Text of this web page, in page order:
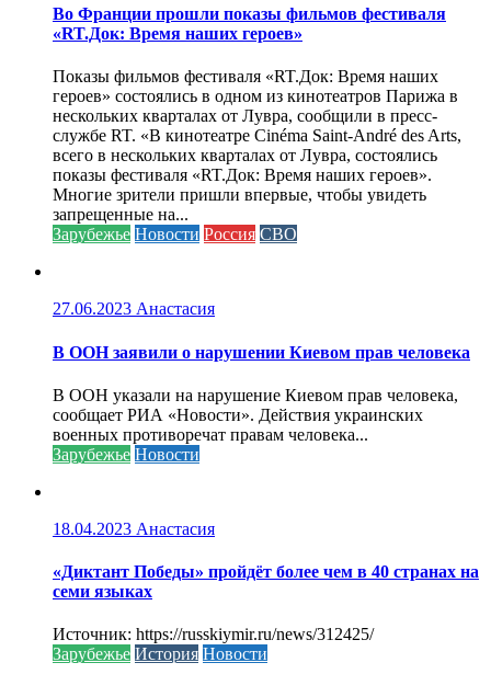
Во Франции прошли показы фильмов фестиваля
«RT.Док: Время наших героев»
Показы фильмов фестиваля «RT.Док: Время наших
героев» состоялись в одном из кинотеатров Парижа в
нескольких кварталах от Лувра, сообщили в пресс-
службе RT. «В кинотеатре Cinéma Saint-André des Arts,
всего в нескольких кварталах от Лувра, состоялись
показы фестиваля «RT.Док: Время наших героев».
Многие зрители пришли впервые, чтобы увидеть
запрещенные на...
Зарубежье Новости Россия СВО
27.06.2023 Анастасия
В ООН заявили о нарушении Киевом прав человека
В ООН указали на нарушение Киевом прав человека,
сообщает РИА «Новости». Действия украинских
военных противоречат правам человека...
Зарубежье Новости
18.04.2023 Анастасия
«Диктант Победы» пройдёт более чем в 40 странах на
семи языках
Источник: https://russkiymir.ru/news/312425/
Зарубежье История Новости